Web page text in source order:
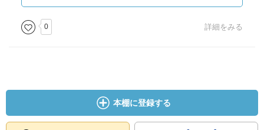
・「え？体の相性がですの？」
・で、このニギニギ小日向。クラスの女子に「ラブラブだ
ねぇ」と言われた時でさえ、彼女は顔を赤くしたものの手
すが？クラスメイトの可愛い女子を、ほぼ抱きかかえたま
まアニメワンクール見ろと？
0 詳細をみる
本棚に登録する